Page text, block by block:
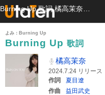
よみ：Burning Up
Burning Up 歌詞
橘高茉奈
2024.7.24 リリース
作詞
夏目遼
作曲
益田武史